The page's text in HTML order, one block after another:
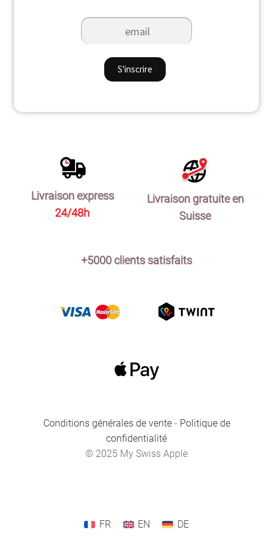
Livraison express
24/48h
Livraison gratuite en
Suisse
+5000 clients satisfaits
Conditions générales de vente- Politique de
confidentialité
© 2025 My Swiss Apple
FR EN DE